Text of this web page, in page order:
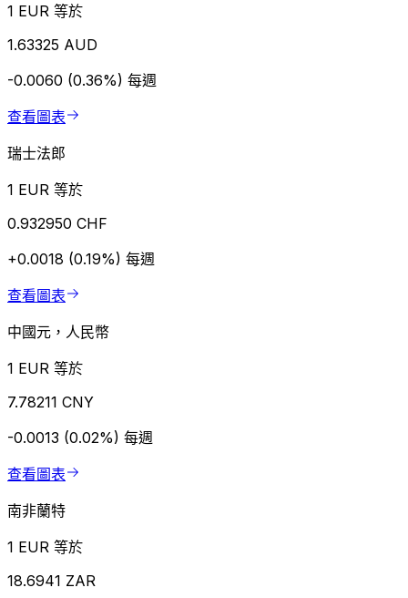
1 EUR 等於
1.63325 AUD
-0.0060 (0.36%) 每週
查看圖表
瑞士法郎
1 EUR 等於
0.932950 CHF
+0.0018 (0.19%) 每週
查看圖表
中國元，人民幣
1 EUR 等於
7.78211 CNY
-0.0013 (0.02%) 每週
查看圖表
南非蘭特
1 EUR 等於
18.6941 ZAR